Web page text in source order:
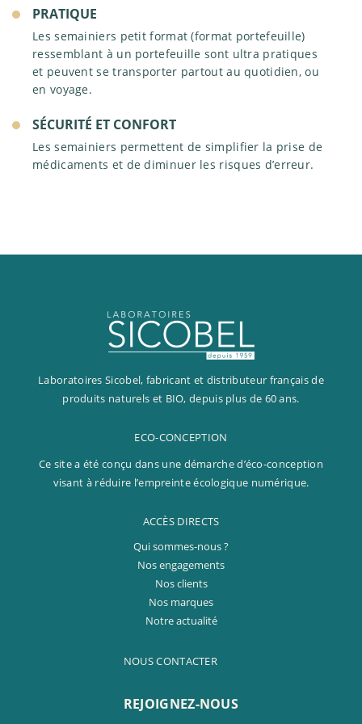
PRATIQUE
Les semainiers petit format (format portefeuille)
ressemblant à un portefeuille sont ultra pratiques
et peuvent se transporter partout au quotidien, ou
en voyage.
SÉCURITÉ ET CONFORT
Les semainiers permettent de simplifier la prise de
médicaments et de diminuer les risques d’erreur.
Laboratoires Sicobel, fabricant et distributeur français de
produits naturels et BIO, depuis plus de 60 ans.
ECO-CONCEPTION
Ce site a été conçu dans une démarche d’éco-conception
visant à réduire l’empreinte écologique numérique.
ACCÈS DIRECTS
Qui sommes-nous ?
Nos engagements
Nos clients
Nos marques
Notre actualité
NOUS CONTACTER
REJOIGNEZ-NOUS